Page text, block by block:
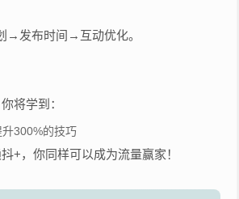
→发布时间→互动优化。
将学到：
300%的技巧
+，你同样可以成为流量赢家！